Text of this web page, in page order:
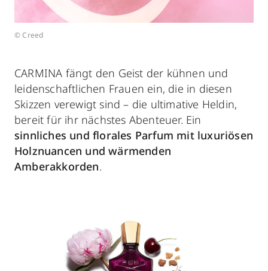
© Creed
CARMINA fängt den Geist der kühnen und
leidenschaftlichen Frauen ein, die in diesen
Skizzen verewigt sind – die ultimative Heldin,
bereit für ihr nächstes Abenteuer. Ein
sinnliches und florales Parfum mit luxuriösen
Holznuancen und wärmenden
Amberakkorden.